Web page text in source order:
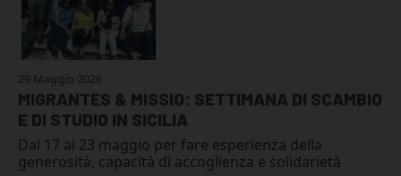
29 Maggio 2026
MIGRANTES & MISSIO: SETTIMANA DI SCAMBIO
E DI STUDIO IN SICILIA
Dal 17 al 23 maggio per fare esperienza della
generosità, capacità di accoglienza e solidarietà